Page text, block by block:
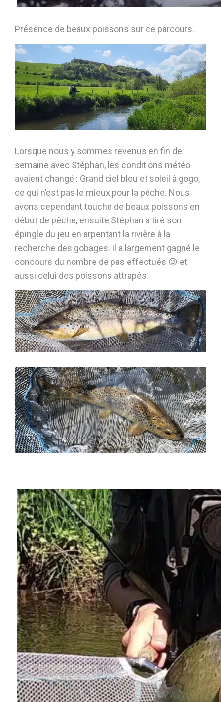
Présence de beaux poissons sur ce parcours.
Lorsque nous y sommes revenus en fin de
semaine avec Stéphan, les conditions météo
avaient changé : Grand ciel bleu et soleil à gogo,
ce qui n’est pas le mieux pour la pêche. Nous
avons cependant touché de beaux poissons en
début de pêche, ensuite Stéphan a tiré son
épingle du jeu en arpentant la rivière à la
recherche des gobages. Il a largement gagné le
concours du nombre de pas effectués 😉 et
aussi celui des poissons attrapés.